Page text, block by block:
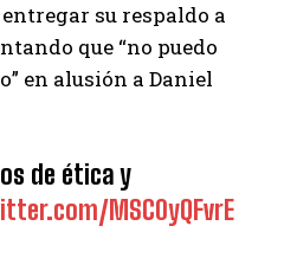
su respaldo a
que “no puedo
en alusión a Daniel
de ética y
MSC0yQFvrE